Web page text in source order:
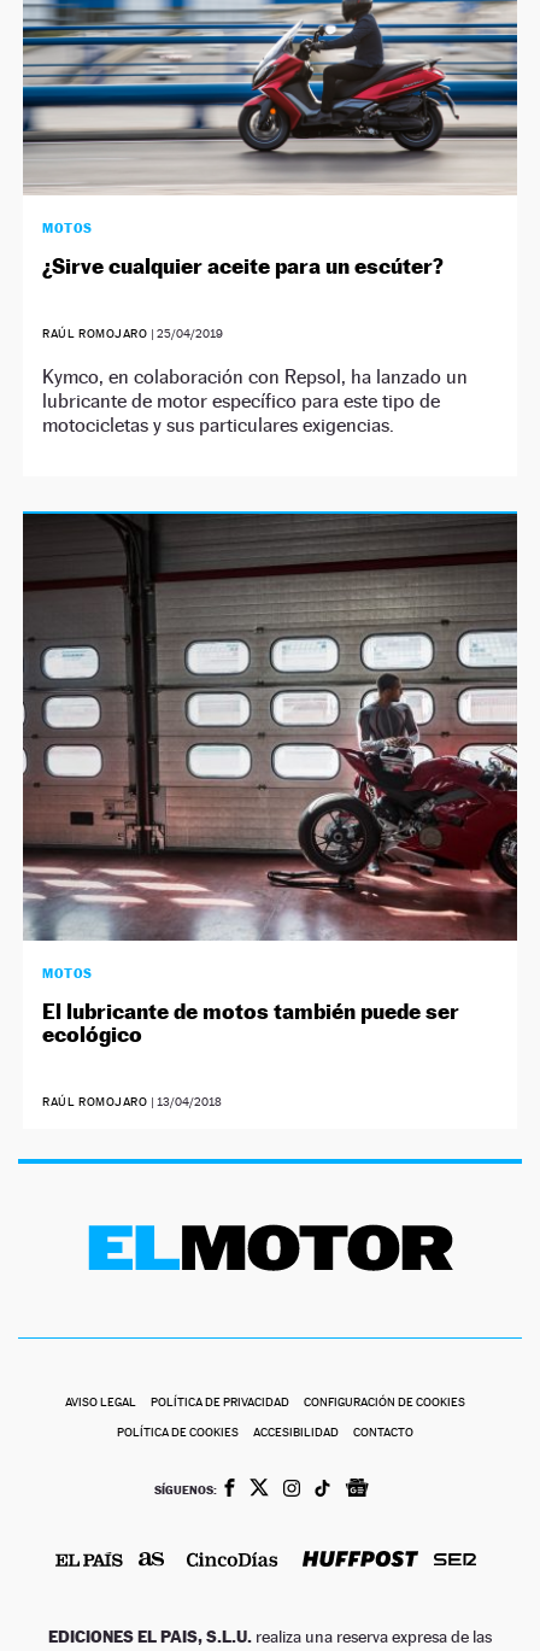
MOTOS
¿Sirve cualquier aceite para un escúter?
RAÚL ROMOJARO | 25/04/2019
Kymco, en colaboración con Repsol, ha lanzado un
lubricante de motor específico para este tipo de
motocicletas y sus particulares exigencias.
MOTOS
El lubricante de motos también puede ser
ecológico
RAÚL ROMOJARO | 13/04/2018
AVISO LEGAL POLÍTICA DE PRIVACIDAD CONFIGURACIÓN DE COOKIES
POLÍTICA DE COOKIES ACCESIBILIDAD CONTACTO
SÍGUENOS:
EDICIONES EL PAIS, S.L.U. realiza una reserva expresa de las